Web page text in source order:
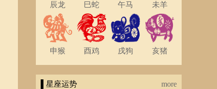
辰龙 巳蛇 午马 未羊
申猴 酉鸡 戌狗 亥猪
▌星座运势 more